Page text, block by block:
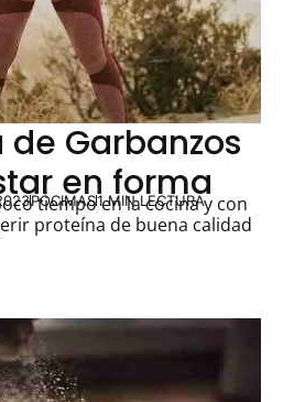
de Garbanzos
en forma
PÓCIMAS1 MIN LECTURA
tiempo en la cocina y con
proteína de buena calidad